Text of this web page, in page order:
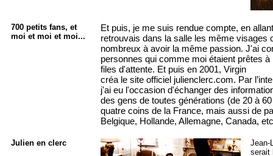
700 petits fans, et
moi et moi et moi...
Et puis, je me suis rendue compte, en
retrouvais dans la salle les même visages
nombreux à avoir la même passion. J'ai
personnes qui comme moi étaient prêtes
files d'attente. Et puis en 2001, Virgin
créa le site officiel julienclerc.com. Par
j'ai eu l'occasion d'échanger des
des gens de toutes générations (de 20 à
quatre coins de la France, mais aussi de
Belgique, Hollande, Allemagne, Canada,
Julien en clerc
Jean-
serait